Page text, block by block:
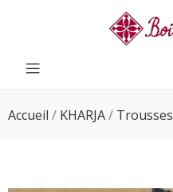
Accueil KHARJA Trousses